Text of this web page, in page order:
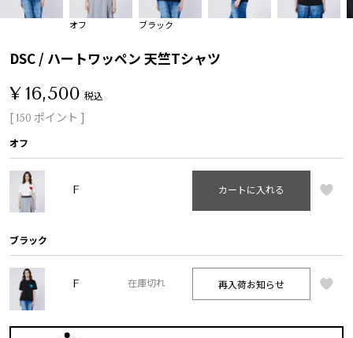
オフ ブラック
DSC / ハートワッペン 天竺Tシャツ
¥16,500 税込
[150 ポイント ]
オフ
F カートに入れる
ブラック
F 在庫切れ 再入荷お知らせ